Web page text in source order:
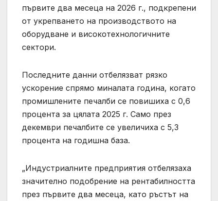
първите два месеца на 2026 г., подкрепени
от укрепването на производството на
оборудване и високотехнологичните
сектори.
Последните данни отбелязват рязко
ускорение спрямо миналата година, когато
промишлените печалби се повишиха с 0,6
процента за цялата 2025 г. Само през
декември печалбите се увеличиха с 5,3
процента на годишна база.
„Индустриалните предприятия отбелязаха
значително подобрение на рентабилността
през първите два месеца, като ръстът на